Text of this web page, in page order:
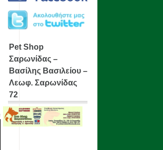
Pet Shop
Σαρωνίδας –
Βασίλης Βασιλείου –
Λεωφ. Σαρωνίδας
72